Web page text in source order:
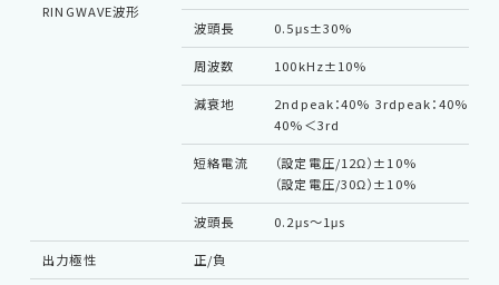
RINGWAVE波形
波頭長 0.5μs±30%
周波数 100kHz±10%
減衰地
2ndpeak：40% 3rdpeak：40%
40%＜3rd
短絡電流
（設定電圧/12Ω）±10%
（設定電圧/30Ω）±10%
波頭長 0.2μs～1μs
出力極性 正/負